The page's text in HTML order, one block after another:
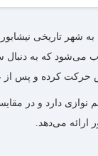
به‌روزرسانی: ۱۹ ،۱۷ ،۱۵ ،۱۲ ،۹
تاریخی
دارد و در
ارائه می‌دهد.